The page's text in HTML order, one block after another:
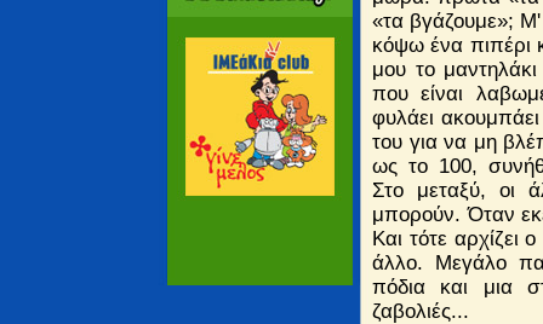
«τα βγάζουμε»;
κόψω ένα πιπέρι
μου το
που είναι
φυλάει
του για να μη
ως το 100,
Στο μεταξύ, οι
μπορούν. Όταν
Και τότε
άλλο. Μεγάλο
πόδια και μια
ζαβολιές...